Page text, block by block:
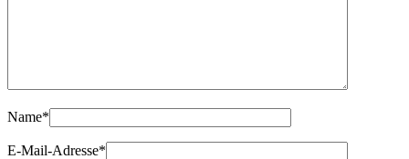
Name*
E-Mail-Adresse*